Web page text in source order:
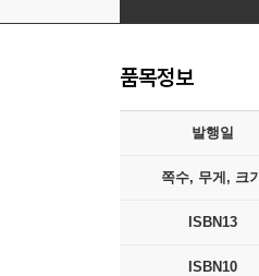
품목정보
발행일
쪽수, 무게, 크기
ISBN13
ISBN10